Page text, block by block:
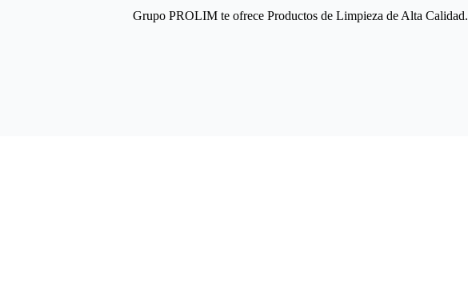
Grupo PROLIM te ofrece Productos de Limpieza de Alta Calidad.